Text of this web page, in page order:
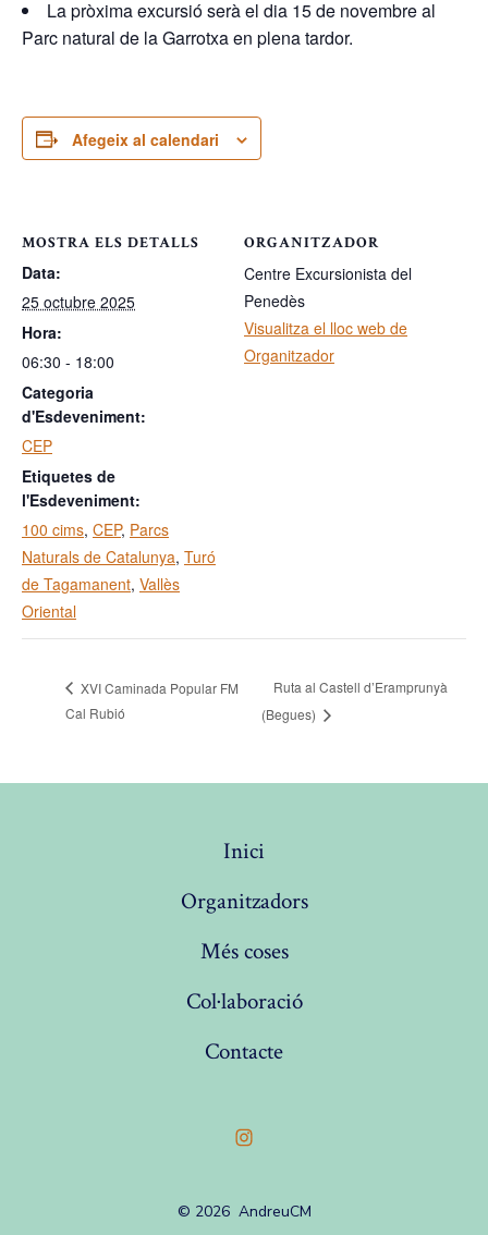
La pròxima excursió serà el dia 15 de novembre al
Parc natural de la Garrotxa en plena tardor.
Afegeix al calendari
MOSTRA ELS DETALLS
Data:
25 octubre 2025
Hora:
06:30 - 18:00
Categoria
d'Esdeveniment:
CEP
Etiquetes de
l'Esdeveniment:
100 cims, CEP, Parcs
Naturals de Catalunya, Turó
de Tagamanent, Vallès
Oriental
ORGANITZADOR
Centre Excursionista del
Penedès
Visualitza el lloc web de
Organitzador
XVI Caminada Popular FM
Cal Rubió
Ruta al Castell d’Eramprunyà
(Begues)
Inici
Organitzadors
Més coses
Col·laboració
Contacte
Open
in
© 2026 AndreuCM